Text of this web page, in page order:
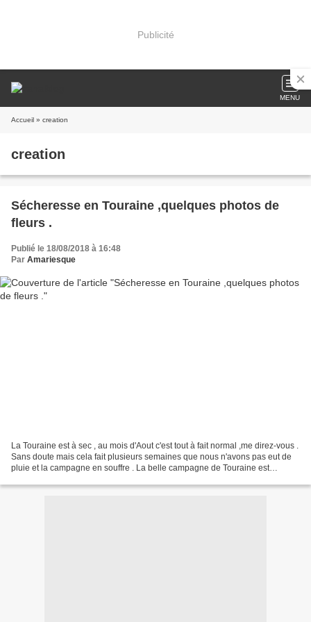
Publicité
MENU
Accueil » creation
creation
Sécheresse en Touraine ,quelques photos de
fleurs .
Publié le 18/08/2018 à 16:48
Par Amariesque
La Touraine est à sec , au mois d'Aout c'est tout à fait normal ,me direz-vous .
Sans doute mais cela fait plusieurs semaines que nous n'avons pas eut de
pluie et la campagne en souffre . La belle campagne de Touraine est